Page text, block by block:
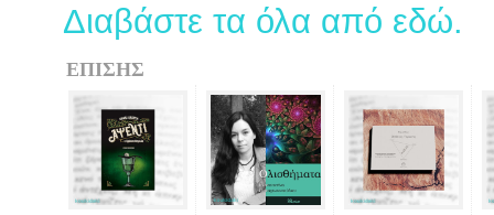
Διαβάστε τα όλα από εδώ.
ΕΠΙΣΗΣ